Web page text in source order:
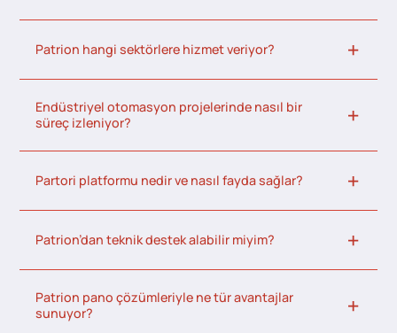
Patrion hangi sektörlere hizmet veriyor?
Endüstriyel otomasyon projelerinde nasıl bir
süreç izleniyor?
Partori platformu nedir ve nasıl fayda sağlar?
Patrion’dan teknik destek alabilir miyim?
Patrion pano çözümleriyle ne tür avantajlar
sunuyor?